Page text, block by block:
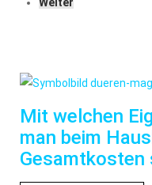
Mit welchen
man beim
Gesamtkosten